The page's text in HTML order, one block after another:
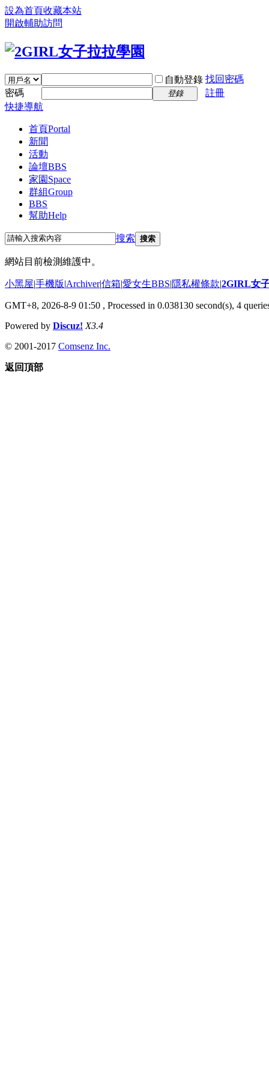
設為首頁收藏本站
開啟輔助訪問
自動登錄 找回密碼
密碼
登錄
註冊
快捷導航
首頁Portal
新聞
活動
論壇BBS
家園 Space
群組Group
BBS
幫助Help
搜索 搜索
網站目前檢測維護中。
小黑屋|手機版|Archiver|信箱|愛女生BBS|隱私權條款|2GIRL女
GMT+8, 2026-8-9 01:50 , Processed in 0.038130 second(s), 4
Powered by Discuz! X3.4
© 2001-2017 Comsenz Inc.
返回頂部